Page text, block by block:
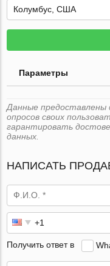
Параметры
Данные предоставлены
опросов своих
гарантировать
данных.
НАПИСАТЬ
Получить ответ в